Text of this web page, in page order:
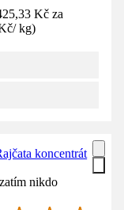
Kč za
/ kg)
koncentrát
nikdo